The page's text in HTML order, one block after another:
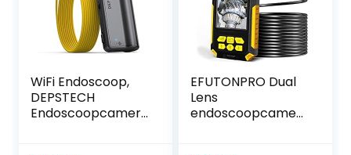
WiFi Endoscoop,
DEPSTECH
Endoscoopcamer
EFUTONPRO Dual
Lens
endoscoopcamer